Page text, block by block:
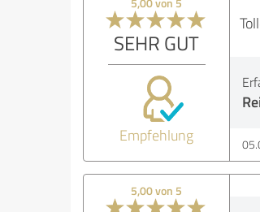
SEHR GUT
Empfehlung
5,00 von 5